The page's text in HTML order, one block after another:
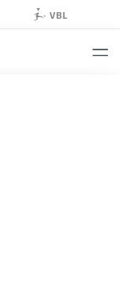
VBL